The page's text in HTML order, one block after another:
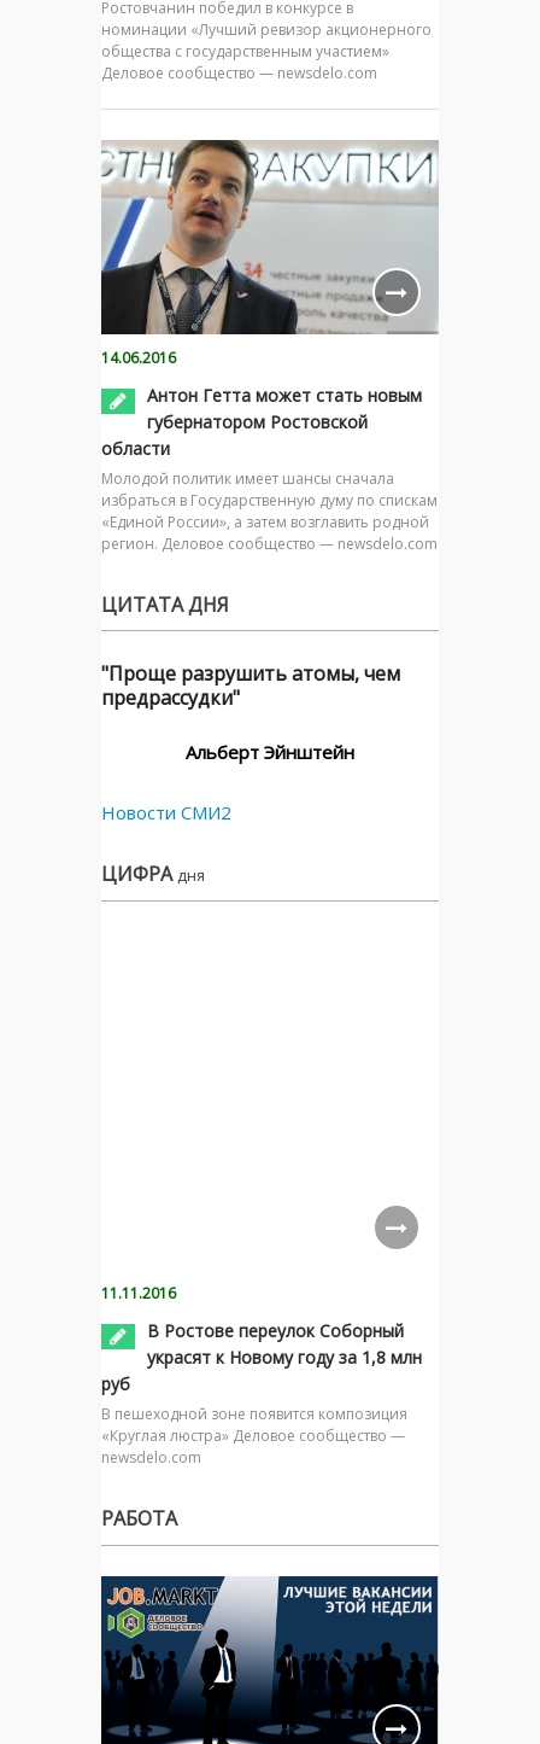
Ростовчанин победил в конкурсе в
номинации «Лучший ревизор акционерного
общества с государственным участием»
Деловое сообщество — newsdelo.com
14.06.2016
Антон Гетта может стать новым
губернатором Ростовской
области
Молодой политик имеет шансы сначала
избраться в Государственную думу по спискам
«Единой России», а затем возглавить родной
регион. Деловое сообщество — newsdelo.com
ЦИТАТА ДНЯ
"Проще разрушить атомы, чем
предрассудки"
Альберт Эйнштейн
Новости СМИ2
ЦИФРА дня
11.11.2016
В Ростове переулок Соборный
украсят к Новому году за 1,8 млн
руб
В пешеходной зоне появится композиция
«Круглая люстра» Деловое сообщество —
newsdelo.com
РАБОТА